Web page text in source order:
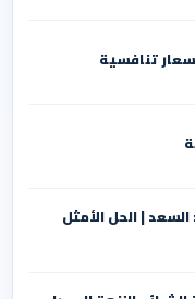
تنافسية
| الحل الأمثل